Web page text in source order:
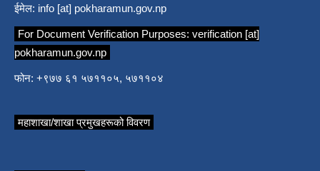
ईमेल: info [at] pokharamun.gov.np
For Document Verification Purposes: verification [at]
pokharamun.gov.np
फोन: +९७७ ६१ ५७११०५, ५७११०४
महाशाखा/शाखा प्रमुखहरूको विवरण